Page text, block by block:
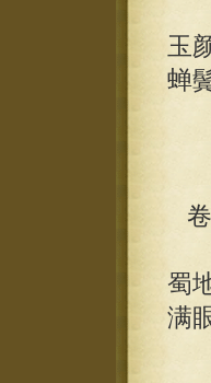
玉
蝉
卷
蜀
满